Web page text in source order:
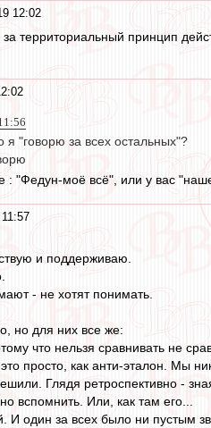
12:02
территориальный принцип
я "говорю за всех остальных"?
: "Федун-моё всё", или у вас
и поддерживаю.
- не хотят понимать.
но для них все же:
что нельзя сравнивать не
просто, как анти-эталон. Мы
Глядя ретроспективно -
вспомнить. Или, как там его...
И один за всех было ни пустым